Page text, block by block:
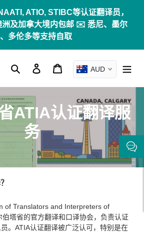
ATIO, STIBC等认证翻译员，
洲及加拿大境内包邮 ✉️ 悉尼、墨尔
多伦多等支持自取
搜索 登录 购物车 AUD
ATIA认证翻译服
务
of Translators and Interpreters of
塔省的官方翻译和口译协会，负责认证
。ATIA认证翻译被广泛认可，特别是在